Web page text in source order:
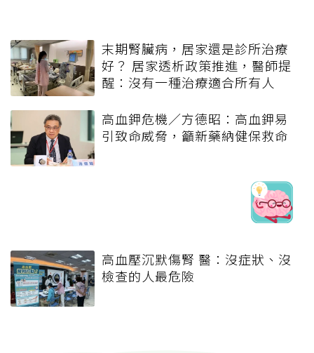
末期腎臟病，居家還是診所治療
好？ 居家透析政策推進，醫師提
醒：沒有一種治療適合所有人
高血鉀危機／方德昭：高血鉀易
引致命威脅，籲新藥納健保救命
高血壓沉默傷腎 醫：沒症狀、沒
檢查的人最危險